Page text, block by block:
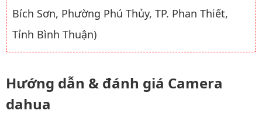
Bích Sơn, Phường Phú Thủy, TP. Phan Thiết,
Tỉnh Bình Thuận)
Hướng dẫn & đánh giá Camera
dahua